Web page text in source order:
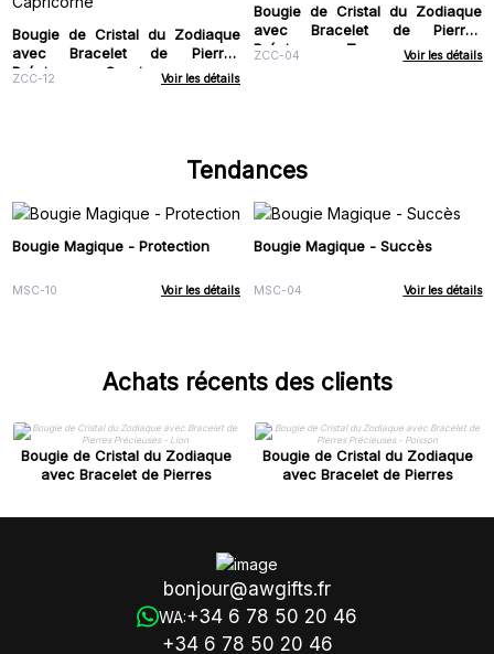
Bougie de Cristal du Zodiaque
avec Bracelet de Pierres
Précieuses - Capricorne
ZCC-12 Voir les détails
Bougie de Cristal du Zodiaque
avec Bracelet de Pierres
Précieuses - Taureau
ZCC-04 Voir les détails
Tendances
Bougie Magique - Protection
MSC-10 Voir les détails
Bougie Magique - Succès
MSC-04 Voir les détails
Achats récents des clients
Bougie de Cristal du Zodiaque
avec Bracelet de Pierres
Bougie de Cristal du Zodiaque
avec Bracelet de Pierres
bonjour@awgifts.fr
WA:+34 6 78 50 20 46
+34 6 78 50 20 46